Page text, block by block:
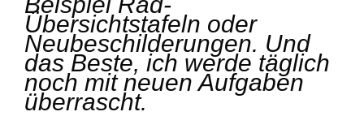
Übersichtstafeln oder
Neubeschilderungen. Und
das Beste, ich werde täglich
noch mit neuen Aufgaben
überrascht.